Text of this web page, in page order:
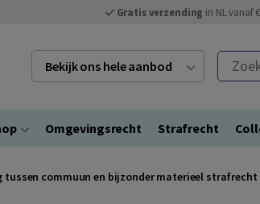
Gratis verzending in NL vanaf
Bekijk ons hele aanbod Zoek
Omgevingsrecht Strafrecht
tussen commuun en bijzonder materieel strafrecht